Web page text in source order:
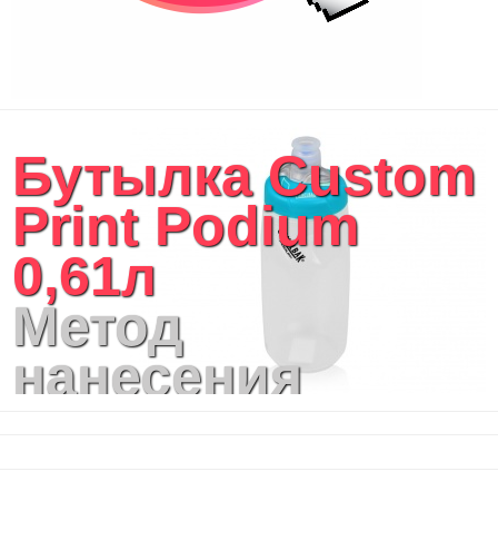
Бутылка Custom
Print Podium
0,61л
Метод
нанесения